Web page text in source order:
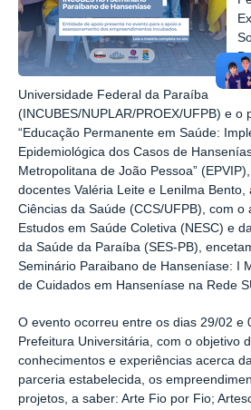
Universidade Federal da Paraíba
(INCUBES/NUPLAR/PROEX/UFPB) e o
“Educação Permanente em Saúde:
Epidemiológica dos Casos de
Metropolitana de João Pessoa”
docentes Valéria Leite e Lenilma
Ciências da Saúde (CCS/UFPB), com o
Estudos em Saúde Coletiva (NESC) e
da Saúde da Paraíba (SES-PB),
Seminário Paraibano de Hanseníase: I
de Cuidados em Hanseníase na Rede
O evento ocorreu entre os dias 29/02 e
Prefeitura Universitária, com o objetivo
conhecimentos e experiências acerca
parceria estabelecida, os
projetos, a saber: Arte Fio por Fio;